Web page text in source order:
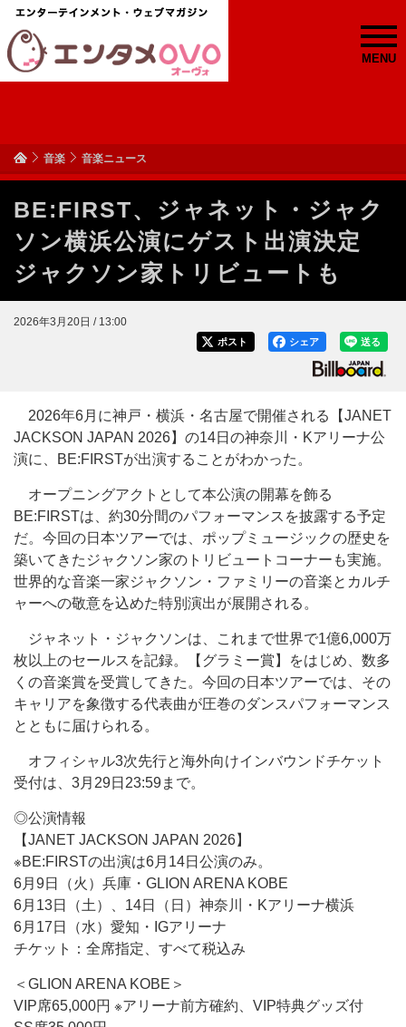
MENU
音楽 音楽ニュース
BE:FIRST、ジャネット・ジャク
ソン横浜公演にゲスト出演決定
ジャクソン家トリビュートも
2026年3月20日 / 13:00
送る
シェア
ポスト
2026年6月に神戸・横浜・名古屋で開催される【JANET
JACKSON JAPAN 2026】の14日の神奈川・Kアリーナ公
演に、BE:FIRSTが出演することがわかった。
オープニングアクトとして本公演の開幕を飾る
BE:FIRSTは、約30分間のパフォーマンスを披露する予定
だ。今回の日本ツアーでは、ポップミュージックの歴史を
築いてきたジャクソン家のトリビュートコーナーも実施。
世界的な音楽一家ジャクソン・ファミリーの音楽とカルチ
ャーへの敬意を込めた特別演出が展開される。
ジャネット・ジャクソンは、これまで世界で1億6,000万
枚以上のセールスを記録。【グラミー賞】をはじめ、数多
くの音楽賞を受賞してきた。今回の日本ツアーでは、その
キャリアを象徴する代表曲が圧巻のダンスパフォーマンス
とともに届けられる。
オフィシャル3次先行と海外向けインバウンドチケット
受付は、3月29日23:59まで。
◎公演情報
【JANET JACKSON JAPAN 2026】
※BE:FIRSTの出演は6月14日公演のみ。
6月9日（火）兵庫・GLION ARENA KOBE
6月13日（土）、14日（日）神奈川・Kアリーナ横浜
6月17日（水）愛知・IGアリーナ
チケット：全席指定、すべて税込み
＜GLION ARENA KOBE＞
VIP席65,000円 ※アリーナ前方確約、VIP特典グッズ付